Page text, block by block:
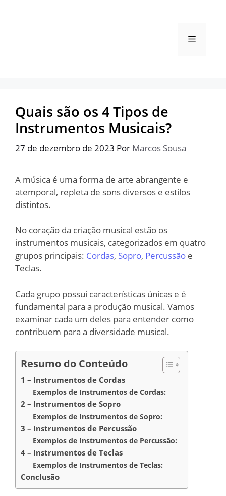
Menu
Quais são os 4 Tipos de
Instrumentos Musicais?
27 de dezembro de 2023 Por Marcos Sousa
A música é uma forma de arte abrangente e
atemporal, repleta de sons diversos e estilos
distintos.
No coração da criação musical estão os
instrumentos musicais, categorizados em quatro
grupos principais: Cordas, Sopro, Percussão e
Teclas.
Cada grupo possui características únicas e é
fundamental para a produção musical. Vamos
examinar cada um deles para entender como
contribuem para a diversidade musical.
Resumo do Conteúdo
1 – Instrumentos de Cordas
Exemplos de Instrumentos de Cordas:
2 – Instrumentos de Sopro
Exemplos de Instrumentos de Sopro:
3 – Instrumentos de Percussão
Exemplos de Instrumentos de Percussão:
4 – Instrumentos de Teclas
Exemplos de Instrumentos de Teclas:
Conclusão